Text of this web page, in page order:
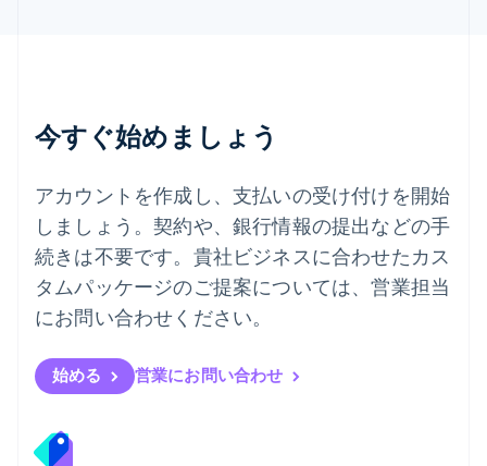
今すぐ始めましょう
アカウントを作成し、支払いの受け付けを開始
しましょう。契約や、銀行情報の提出などの手
続きは不要です。貴社ビジネスに合わせたカス
タムパッケージのご提案については、営業担当
にお問い合わせください。
始める 営業にお問い合わせ
ノルウェー
English
English
フィンランド
English Svenska
ブラジル
PortuguêsEnglish
フランス
Français English
English
ベルギー
ポーランド
English